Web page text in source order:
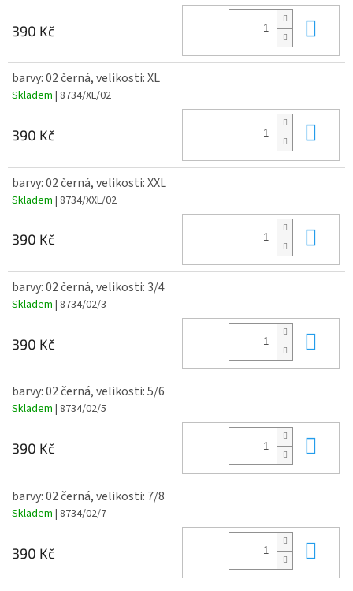
390 Kč
barvy: 02 černá, velikosti: XL
Skladem | 8734/XL/02
390 Kč
barvy: 02 černá, velikosti: XXL
Skladem | 8734/XXL/02
390 Kč
barvy: 02 černá, velikosti: 3/4
Skladem | 8734/02/3
390 Kč
barvy: 02 černá, velikosti: 5/6
Skladem | 8734/02/5
390 Kč
barvy: 02 černá, velikosti: 7/8
Skladem | 8734/02/7
390 Kč